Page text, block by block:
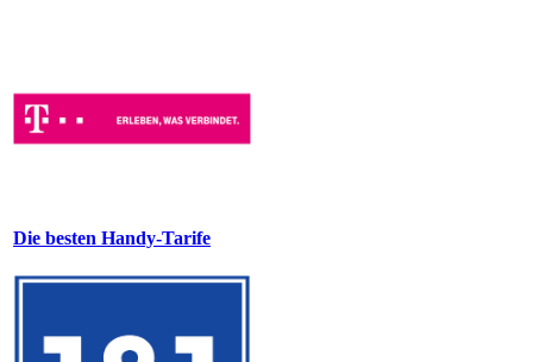
Die besten Handy-Tarife